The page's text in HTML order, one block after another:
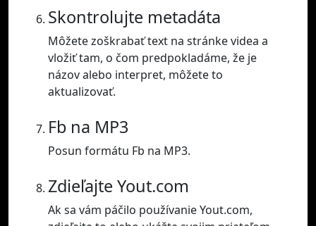
Skontrolujte metadáta
Môžete zoškrabať text na stránke videa a
vložiť tam, o čom predpokladáme, že je
názov alebo interpret, môžete to
aktualizovať.
Fb na MP3
Posun formátu Fb na MP3.
Zdieľajte Yout.com
Ak sa vám páčilo používanie Yout.com,